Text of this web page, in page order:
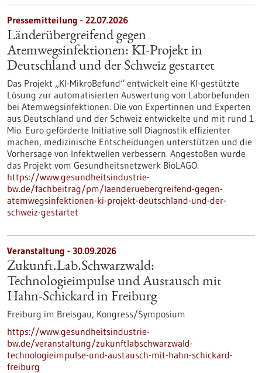
Pressemitteilung - 22.07.2026
Länderübergreifend gegen
Atemwegsinfektionen: KI-Projekt in
Deutschland und der Schweiz gestartet
Das Projekt „KI-MikroBefund“ entwickelt eine KI-gestützte
Lösung zur automatisierten Auswertung von Laborbefunden
bei Atemwegsinfektionen. Die von Expertinnen und Experten
aus Deutschland und der Schweiz entwickelte und mit rund 1
Mio. Euro geförderte Initiative soll Diagnostik effizienter
machen, medizinische Entscheidungen unterstützen und die
Vorhersage von Infektwellen verbessern. Angestoßen wurde
das Projekt vom Gesundheitsnetzwerk BioLAGO.
https://www.gesundheitsindustrie-
bw.de/fachbeitrag/pm/laenderuebergreifend-gegen-
atemwegsinfektionen-ki-projekt-deutschland-und-der-
schweiz-gestartet
Veranstaltung - 30.09.2026
Zukunft.Lab.Schwarzwald:
Technologieimpulse und Austausch mit
Hahn-Schickard in Freiburg
Freiburg im Breisgau, Kongress/Symposium
https://www.gesundheitsindustrie-
bw.de/veranstaltung/zukunftlabschwarzwald-
technologieimpulse-und-austausch-mit-hahn-schickard-
freiburg